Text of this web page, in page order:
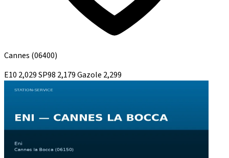
Cannes (06400)
E10 2,029SP98 2,179Gazole 2,299